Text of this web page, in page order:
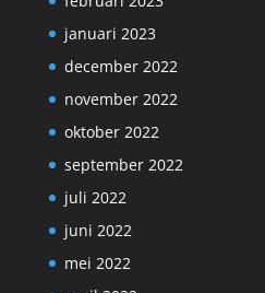
januari 2023
december 2022
november 2022
oktober 2022
september 2022
juli 2022
juni 2022
mei 2022